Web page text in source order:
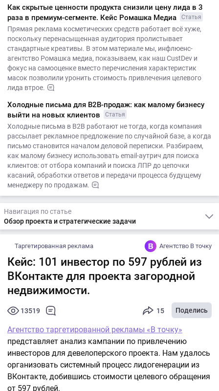
Как скрытые ценности продукта снизили цену лида в 3
раза в премиум-сегменте. Кейс Ромашка Медиа
Статья
Прямая реклама косметических средств работает всё хуже,
поскольку перенасыщенная аудитория пролистывает
стандартные креативы. В этом материале мы, инфлюенс-
агентство Ромашка медиа, показываем, как наш CustDev и
фокус на самооценке вместо перечисления характеристик
масок позволили уронить стоимость привлечения целевого
лида втрое.
Холодные письма для B2B-продаж: как малому бизнесу
выйти на новых клиентов
Статья
Холодные письма в B2B работают не тогда, когда компания
рассылает рекламное предложение по случайной базе, а когда
письмо становится началом деловой переписки. Разбираем,
как малому бизнесу использовать email-аутрич для поиска
клиентов: от отбора компаний и поиска ЛПР до цепочки
касаний, обработки ответов и передачи процесса будущему
менеджеру по продажам.
Навигация по статье
Обзор проекта и стратегические задачи
Таргетированная реклама Агентство В точку
Кейс: 101 инвестор по 597 рублей из
ВКонтакте для проекта загородной
недвижимости.
13519 15 Поделись
Агентство таргетированной рекламы «В точку»
представляет анализ кампании по привлечению
инвесторов для девелоперского проекта. Нам удалось
организовать системный процесс лидогенерации из
ВКонтакте, добившись стоимости целевого обращения
от 597 рублей.